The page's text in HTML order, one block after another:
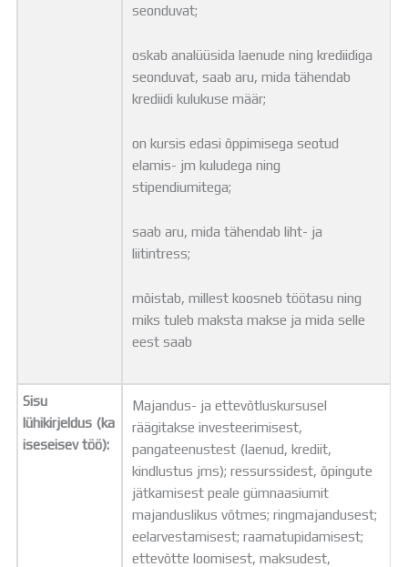
seonduvat;
oskab analüüsida laenude ning krediidiga
seonduvat, saab aru, mida tähendab
krediidi kulukuse määr;
on kursis edasi õppimisega seotud
elamis- jm kuludega ning
stipendiumitega;
saab aru, mida tähendab liht- ja
liitintress;
mõistab, millest koosneb töötasu ning
miks tuleb maksta makse ja mida selle
eest saab
Sisu
lühikirjeldus (ka
iseseisev töö):
Majandus- ja ettevõtluskursusel
räägitakse investeerimisest,
pangateenustest (laenud, krediit,
kindlustus jms); ressurssidest, õpingute
jätkamisest peale gümnaasiumit
majanduslikus võtmes; ringmajandusest;
eelarvestamisest; raamatupidamisest;
ettevõtte loomisest, maksudest,